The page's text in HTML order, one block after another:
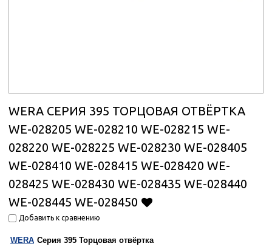
WERA СЕРИЯ 395 ТОРЦОВАЯ ОТВЁРТКА
WE-028205 WE-028210 WE-028215 WE-
028220 WE-028225 WE-028230 WE-028405
WE-028410 WE-028415 WE-028420 WE-
028425 WE-028430 WE-028435 WE-028440
WE-028445 WE-028450
Добавить к сравнению
WERA Серия 395 Торцовая отвёртка